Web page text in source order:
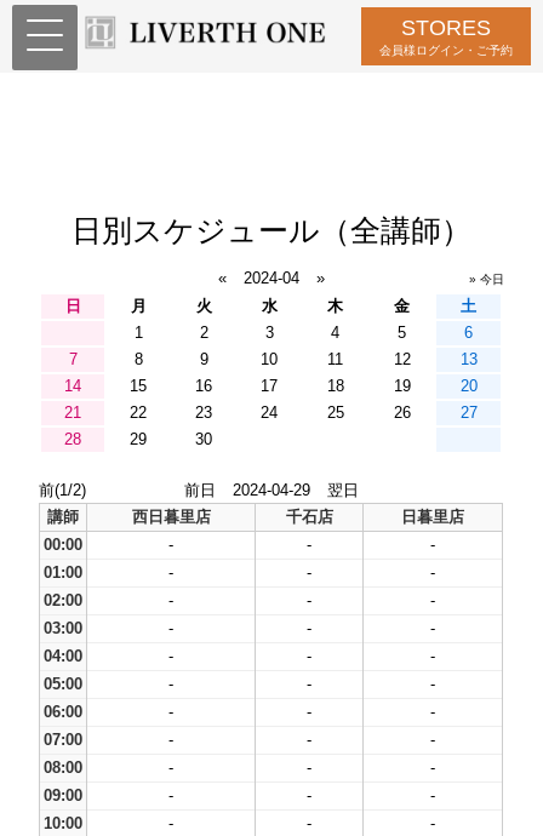
STORES
会員様ログイン・ご予約
日別スケジュール（全講師）
« 2024-04 » » 今日
日 月 火 水 木 金
土
1
2 3 4 5
6
7
8 9 10 11 12
13
14
15 16 17 18 19
20
21
22 23 24 25 26
27
28
29 30
前(1/2) 前日 2024-04-29
翌日
講師
西日暮里店 千石店
日暮里店
00:00
- -
-
01:00
- -
-
02:00
- -
-
03:00
- -
-
04:00
- -
-
05:00
- -
-
06:00
- -
-
07:00
- -
-
08:00
- -
-
09:00
- -
-
10:00
- -
-